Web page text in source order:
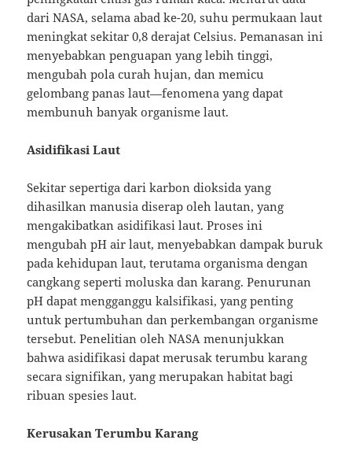
dari NASA, selama abad ke-20, suhu permukaan laut
meningkat sekitar 0,8 derajat Celsius. Pemanasan ini
menyebabkan penguapan yang lebih tinggi,
mengubah pola curah hujan, dan memicu
gelombang panas laut—fenomena yang dapat
membunuh banyak organisme laut.
Asidifikasi Laut
Sekitar sepertiga dari karbon dioksida yang
dihasilkan manusia diserap oleh lautan, yang
mengakibatkan asidifikasi laut. Proses ini
mengubah pH air laut, menyebabkan dampak buruk
pada kehidupan laut, terutama organisma dengan
cangkang seperti moluska dan karang. Penurunan
pH dapat mengganggu kalsifikasi, yang penting
untuk pertumbuhan dan perkembangan organisme
tersebut. Penelitian oleh NASA menunjukkan
bahwa asidifikasi dapat merusak terumbu karang
secara signifikan, yang merupakan habitat bagi
ribuan spesies laut.
Kerusakan Terumbu Karang